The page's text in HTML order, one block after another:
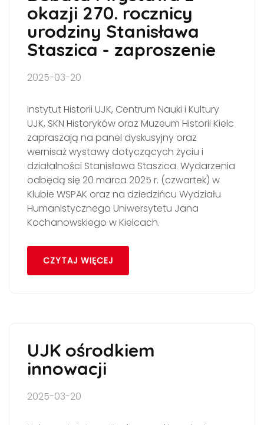
okazji 270. rocznicy
urodziny Stanisława
Staszica - zaproszenie
2025-03-20
Instytut Historii UJK, Centrum Nauki i Kultury
UJK, SKN Historyków oraz Muzeum Historii Kielc
zapraszają na panel dyskusyjny oraz
wernisaż wystawy dotyczących życiu i
działalności Stanisława Staszica. Wydarzenia
odbędą się 20 marca 2025 r. (czwartek) w
Klubie WSPAK oraz na dziedzińcu Wydziału
Humanistycznego Uniwersytetu Jana
Kochanowskiego w Kielcach.
CZYTAJ WIĘCEJ
UJK ośrodkiem
innowacji
2025-03-20